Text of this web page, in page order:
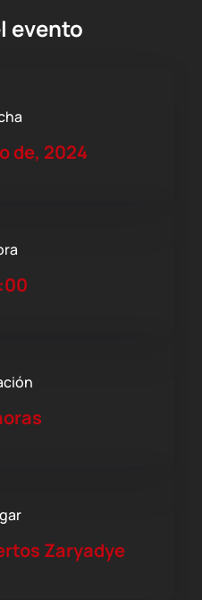
evento
de, 2024
Zaryadye